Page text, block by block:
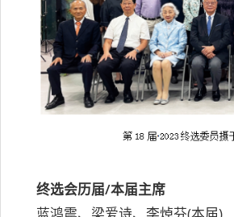
终选会历届/本届主席
蓝鸿震、梁爱诗、李焯芬(本届)